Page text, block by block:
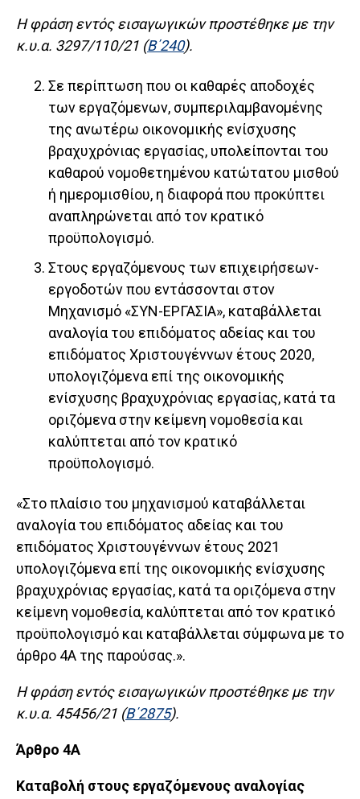
Η φράση εντός εισαγωγικών προστέθηκε με την
κ.υ.α. 3297/110/21 (Β΄240).
Σε περίπτωση που οι καθαρές αποδοχές
των εργαζόμενων, συμπεριλαμβανομένης
της ανωτέρω οικονομικής ενίσχυσης
βραχυχρόνιας εργασίας, υπολείπονται του
καθαρού νομοθετημένου κατώτατου μισθού
ή ημερομισθίου, η διαφορά που προκύπτει
αναπληρώνεται από τον κρατικό
προϋπολογισμό.
Στους εργαζόμενους των επιχειρήσεων-
εργοδοτών που εντάσσονται στον
Μηχανισμό «ΣΥΝ-ΕΡΓΑΣΙΑ», καταβάλλεται
αναλογία του επιδόματος αδείας και του
επιδόματος Χριστουγέννων έτους 2020,
υπολογιζόμενα επί της οικονομικής
ενίσχυσης βραχυχρόνιας εργασίας, κατά τα
οριζόμενα στην κείμενη νομοθεσία και
καλύπτεται από τον κρατικό
προϋπολογισμό.
«Στο πλαίσιο του μηχανισμού καταβάλλεται
αναλογία του επιδόματος αδείας και του
επιδόματος Χριστουγέννων έτους 2021
υπολογιζόμενα επί της οικονομικής ενίσχυσης
βραχυχρόνιας εργασίας, κατά τα οριζόμενα στην
κείμενη νομοθεσία, καλύπτεται από τον κρατικό
προϋπολογισμό και καταβάλλεται σύμφωνα με το
άρθρο 4Α της παρούσας.».
Η φράση εντός εισαγωγικών προστέθηκε με την
κ.υ.α. 45456/21 (Β΄2875).
Άρθρο 4Α
Καταβολή στους εργαζόμενους αναλογίας